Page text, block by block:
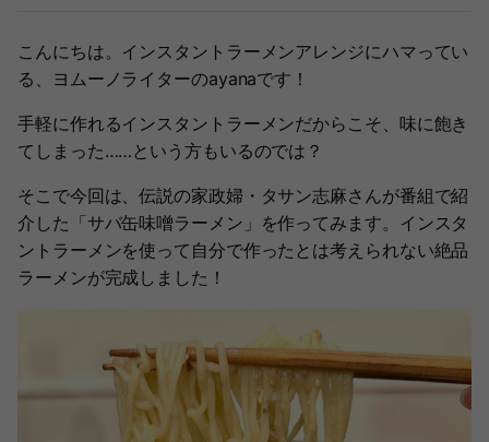
こんにちは。インスタントラーメンアレンジにハマってい
る、ヨムーノライターのayanaです！
手軽に作れるインスタントラーメンだからこそ、味に飽き
てしまった……という方もいるのでは？
そこで今回は、伝説の家政婦・タサン志麻さんが番組で紹
介した「サバ缶味噌ラーメン」を作ってみます。インスタ
ントラーメンを使って自分で作ったとは考えられない絶品
ラーメンが完成しました！